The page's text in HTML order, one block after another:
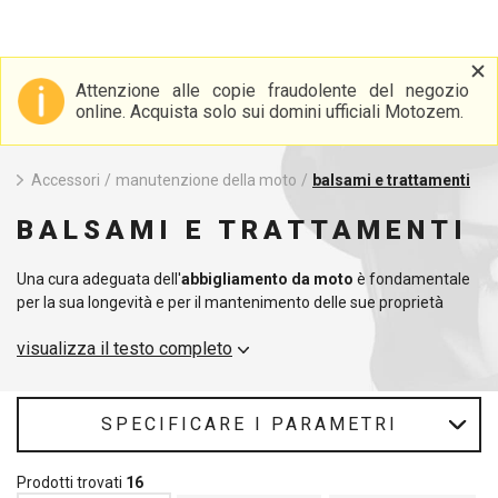
Attenzione alle copie fraudolente del negozio
online. Acquista solo sui domini ufficiali Motozem.
Accessori / manutenzione della moto / balsami e trattamenti
BALSAMI E TRATTAMENTI
Una cura adeguata dell'abbigliamento da moto è fondamentale
per la sua longevità e per il mantenimento delle sue proprietà
protezione affidabile contro l'acqua, la polvere e lo sporco, senza
da moto in pelle, offriamoimpregnazionispecializzate per
giacche in pelle che non solo respingono l'umidità, ma
prodotti impregnanti ne garantisce lo stato ottimale e ne prolunga
visualizza il testo completo
SPECIFICARE I PARAMETRI
Prodotti trovati 16